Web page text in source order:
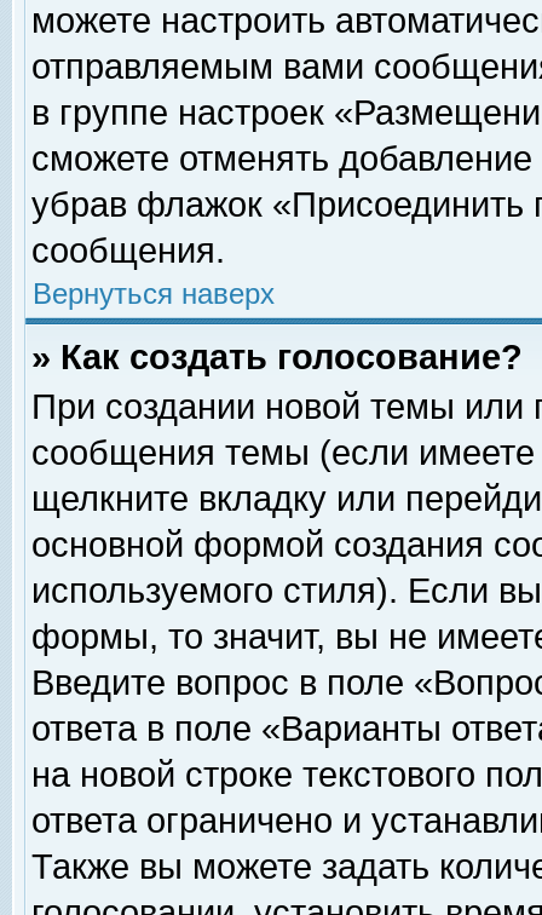
можете настроить
отправляемым вами
в группе настроек
сможете отменять
убрав флажок «Присоединить
сообщения.
Вернуться наверх
» Как создать голосование?
При создании новой темы или
сообщения темы (если
щелкните вкладку или
основной формой создания
используемого стиля). Если
формы, то значит, вы не
Введите вопрос в поле
ответа в поле «Варианты
на новой строке текстового
ответа ограничено и
Также вы можете задать